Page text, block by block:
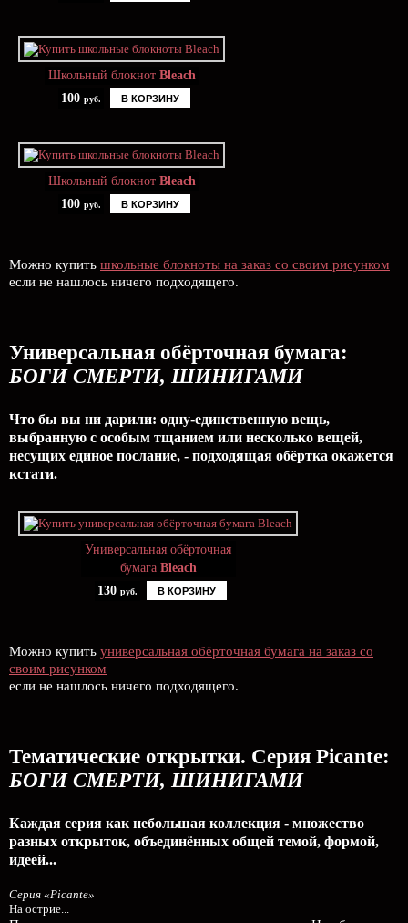
Школьный блокнот Bleach
100 руб. В КОРЗИНУ
Школьный блокнот Bleach
100 руб. В КОРЗИНУ
Можно купить школьные блокноты на заказ со своим рисунком
если не нашлось ничего подходящего.
Универсальная обёрточная бумага:
БОГИ СМЕРТИ, ШИНИГАМИ
Что бы вы ни дарили: одну-единственную вещь,
выбранную с особым тщанием или несколько вещей,
несущих единое послание, - подходящая обёртка окажется
кстати.
Универсальная обёрточная
бумага Bleach
130 руб. В КОРЗИНУ
Можно купить универсальная обёрточная бумага на заказ со
своим рисунком
если не нашлось ничего подходящего.
Тематические открытки. Серия Picante:
БОГИ СМЕРТИ, ШИНИГАМИ
Каждая серия как небольшая коллекция - множество
разных открыток, объединённых общей темой, формой,
идеей...
Серия «Picante»
На острие...